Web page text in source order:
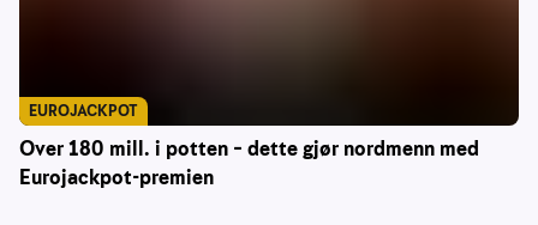
Over 180 mill. i potten – dette gjør nordmenn med
Eurojackpot-premien
EUROJACKPOT